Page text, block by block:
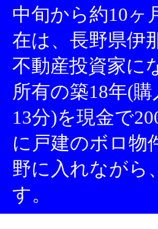
中旬から約10ヶ
在は、長野県伊
不動産投資家に
所有の築18年(
13分)を現金で
に戸建のボロ物
野に入れながら
す。